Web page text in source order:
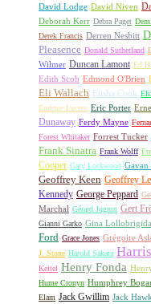
David Lodge David Niven
Deborah Kerr Debra Paget
Derek Francis Derren Nesbitt
Pleasence Donald Sutherland
Wilmer Duncan Lamont Ed
Edith Scob Edmond O'Brien
Eli Wallach Elisha Cook
Enrique Lucero Eric Porter
Dunaway Ferdy Mayne
Forest Whitaker Forrest Tucker
Frank Sinatra Frank Wolff
Cooper Gary Lockwood
Geoffrey Keen Geoffrey
Kennedy George Peppard
Marchal Gérard Jugnot Gert
Gianni Garko Gina Lollobrigida
Ford Grace Jones Grégoire
J. Stone Harold Sakata
Keitel Henry Fonda
Hume Cronyn Humphrey
Elam Jack Gwillim Jack